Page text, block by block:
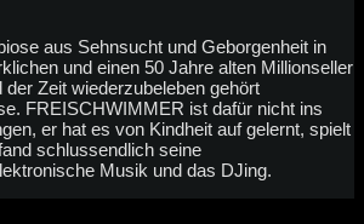
aus Sehnsucht und Geborgenheit in
und einen 50 Jahre alten Millionseller
der Zeit wiederzubeleben gehört
FREISCHWIMMER ist dafür nicht ins
er hat es von Kindheit auf gelernt, spielt
schlussendlich seine
Musik und das DJing.